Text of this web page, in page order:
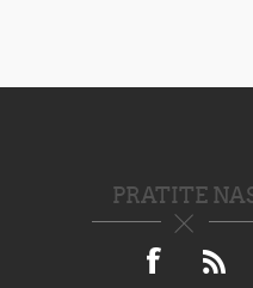
PRATITE